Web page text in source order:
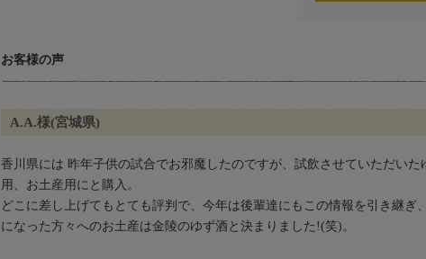
お客様の声
A.A.様(宮城県)
香川県には 昨年子供の試合でお邪魔したのですが、試飲させていただい
用、お土産用にと購入。
どこに差し上げてもとても評判で、今年は後輩達にもこの情報を引き継ぎ
になった方々へのお土産は金陵のゆず酒と決まりました!(笑)。